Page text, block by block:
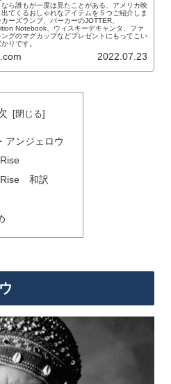
ら誰もが一度は見たことがある、アメリカ映
てくるおしゃれなアイテムを５つご紹介しま
ーズランプ、パーカーのJOTTER、
Notebook、ウィスキーデキャンタ、ファ
ングのマグカップなどプレゼントにもってこい
りです。
2022.07.23
アンジェロウ
Rise 和訳